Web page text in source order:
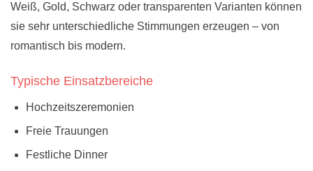
Weiß, Gold, Schwarz oder transparenten Varianten können
sie sehr unterschiedliche Stimmungen erzeugen – von
romantisch bis modern.
Typische Einsatzbereiche
Hochzeitszeremonien
Freie Trauungen
Festliche Dinner